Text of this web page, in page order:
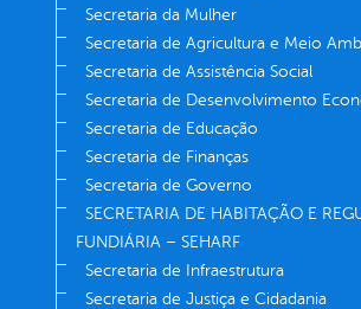
Secretaria da Mulher
Secretaria de Agricultura e Meio
Secretaria de Assistência Social
Secretaria de Desenvolvimento
Secretaria de Educação
Secretaria de Finanças
Secretaria de Governo
SECRETARIA DE HABITAÇÃO E
FUNDIÁRIA – SEHARF
Secretaria de Infraestrutura
Secretaria de Justiça e Cidadania